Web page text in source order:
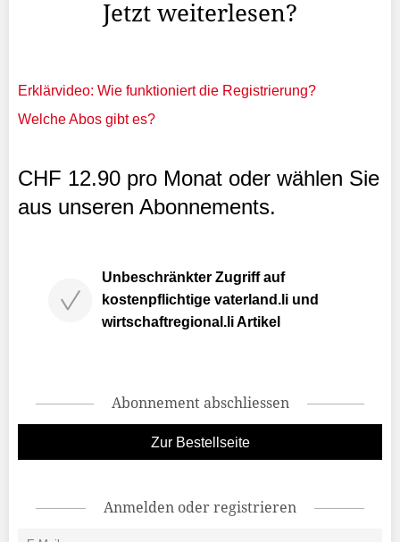
Jetzt weiterlesen?
Erklärvideo: Wie funktioniert die Registrierung?
Welche Abos gibt es?
CHF 12.90 pro Monat oder wählen Sie
aus unseren Abonnements.
Unbeschränkter Zugriff auf
kostenpflichtige vaterland.li und
wirtschaftregional.li Artikel
Abonnement abschliessen
Zur Bestellseite
Anmelden oder registrieren